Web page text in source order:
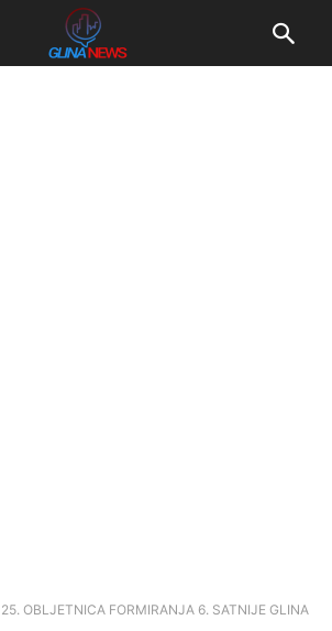
25. OBLJETNICA FORMIRANJA 6. SATNIJE GLINA